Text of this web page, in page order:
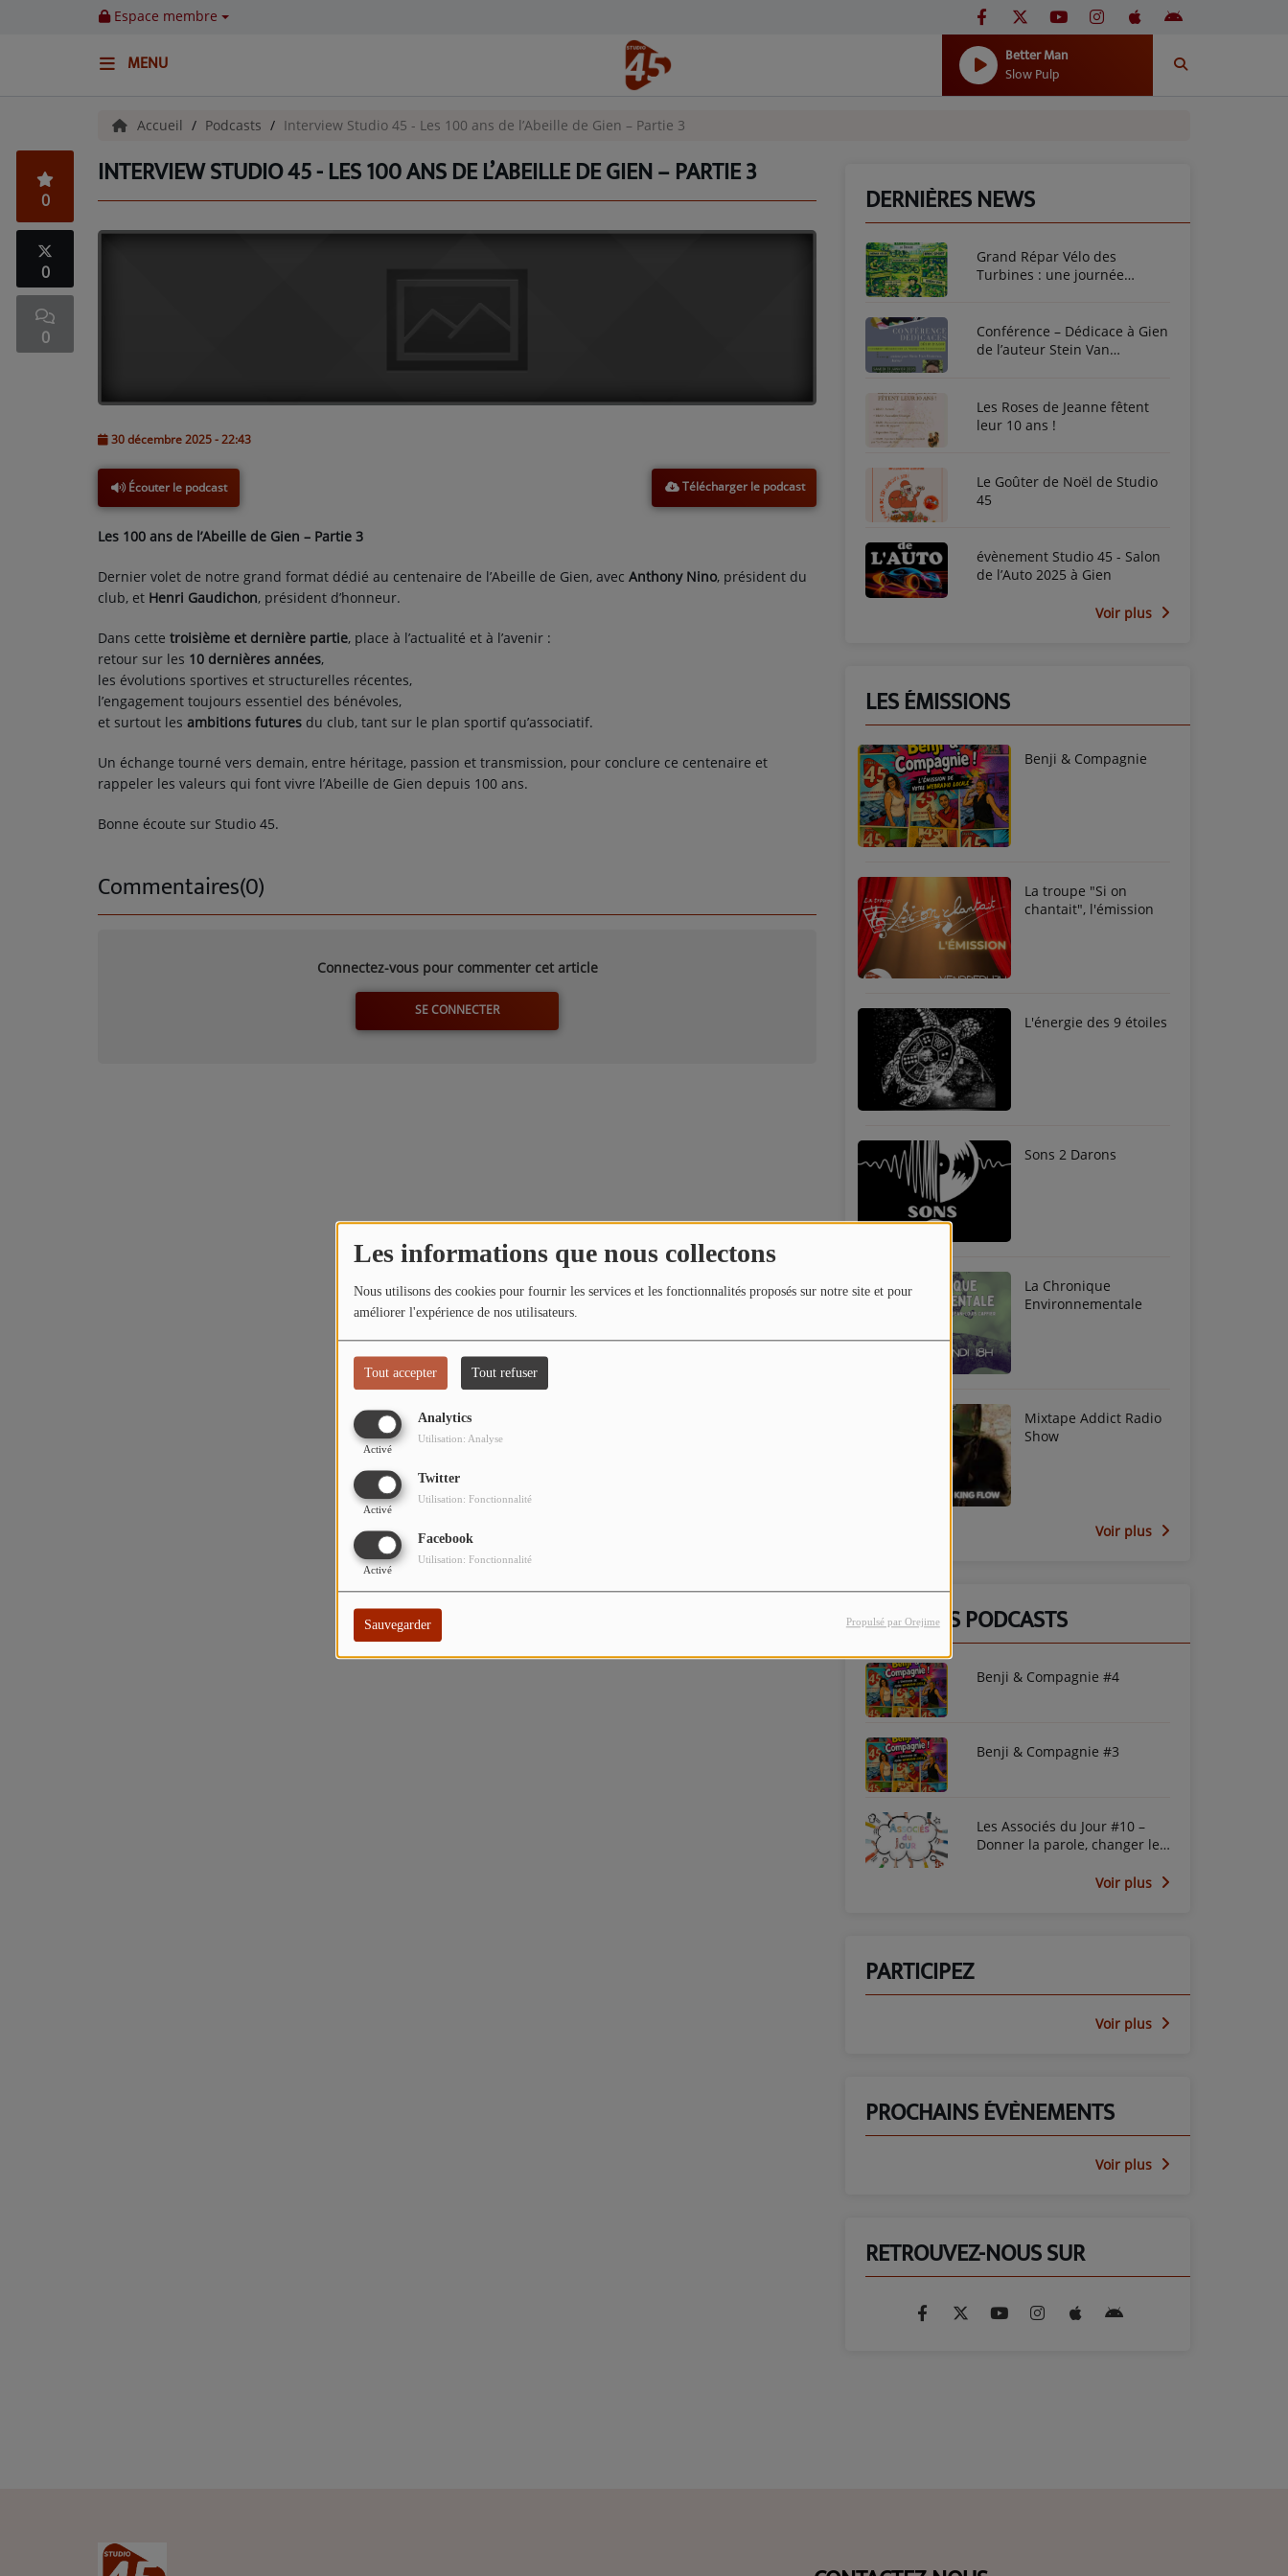
Les informations que nous collectons
Nous utilisons des cookies pour fournir les services et les fonctionnalités proposés sur notre site et pour
améliorer l'expérience de nos utilisateurs.
Tout accepter Tout refuser
Analytics
Activé
Utilisation: Analyse
Twitter
Activé
Utilisation: Fonctionnalité
Facebook
Activé
Utilisation: Fonctionnalité
Sauvegarder Propulsé par Orejime
Espace membre
MENU
Better Man
Slow Pulp
Emissions
BENJI & COMPAGNIE
GIEN, SA FABULEUSE HISTOIRE
GRAFFITI CINÉMA
LES ASSOCIÉS DU JOUR
MIXTAPE ADDICT RADIO SHOW
"SI ON CHANTAIT", L'ÉMISSION
SONS 2 DARONS
PODCASTS
INTERVIEW
Accueil Podcasts Interview Studio 45 - Les 100 ans de l’Abeille de Gien – Partie 3
INTERVIEW STUDIO 45 - LES 100 ANS DE L’ABEILLE DE GIEN – PARTIE 3
0
0
0
30 décembre 2025 - 22:43
Écouter le podcast Télécharger le podcast
Les 100 ans de l’Abeille de Gien – Partie 3
Dernier volet de notre grand format dédié au centenaire de l’Abeille de Gien, avec Anthony Nino, président du
club, et Henri Gaudichon, président d’honneur.
Dans cette troisième et dernière partie, place à l’actualité et à l’avenir :
retour sur les 10 dernières années,
les évolutions sportives et structurelles récentes,
l’engagement toujours essentiel des bénévoles,
et surtout les ambitions futures du club, tant sur le plan sportif qu’associatif.
Un échange tourné vers demain, entre héritage, passion et transmission, pour conclure ce centenaire et
rappeler les valeurs qui font vivre l’Abeille de Gien depuis 100 ans.
Bonne écoute sur Studio 45.
Commentaires(0)
Connectez-vous pour commenter cet article
SE CONNECTER
DERNIÈRES NEWS
Grand Répar Vélo des
Turbines : une journée
Conférence – Dédicace à Gien
de l’auteur Stein Van
Les Roses de Jeanne fêtent
leur 10 ans !
Le Goûter de Noël de Studio
45
évènement Studio 45 - Salon
de l’Auto 2025 à Gien
Voir plus
LES ÉMISSIONS
Benji & Compagnie
La troupe "Si on
chantait", l'émission
L'énergie des 9 étoiles
Sons 2 Darons
La Chronique
Environnementale
Mixtape Addict Radio
Show
Voir plus
DERNIERS PODCASTS
Benji & Compagnie #4
Benji & Compagnie #3
Les Associés du Jour #10 –
Donner la parole, changer le
Voir plus
PARTICIPEZ
Voir plus
PROCHAINS ÉVÈNEMENTS
Voir plus
RETROUVEZ-NOUS SUR